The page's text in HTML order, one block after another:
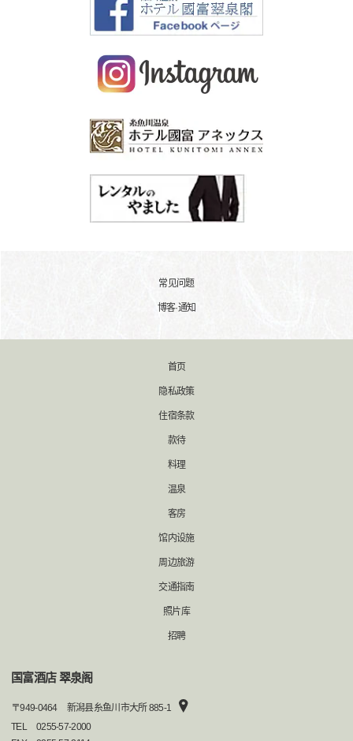
常见问题
博客·通知
首页
隐私政策
住宿条款
款待
料理
温泉
客房
馆内设施
周边旅游
交通指南
照片库
招聘
国富酒店 翠泉阁
〒949-0464
新潟县糸鱼川市大所 885-1
TEL
0255-57-2000